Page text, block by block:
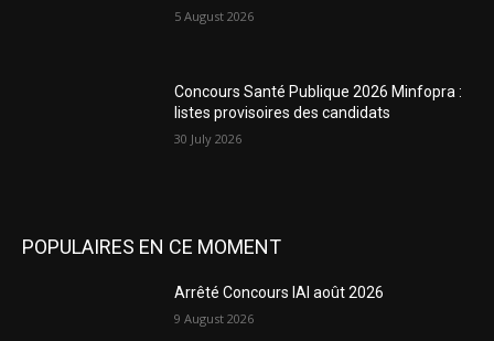
5 August 2026
Concours Santé Publique 2026 Minfopra :
listes provisoires des candidats
30 July 2026
POPULAIRES EN CE MOMENT
Arrêté Concours IAI août 2026
9 August 2026